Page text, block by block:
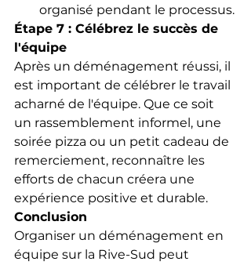
organisé pendant le processus.
Étape 7 : Célébrez le succès de
l'équipe
Après un déménagement réussi, il
est important de célébrer le travail
acharné de l'équipe. Que ce soit
un rassemblement informel, une
soirée pizza ou un petit cadeau de
remerciement, reconnaître les
efforts de chacun créera une
expérience positive et durable.
Conclusion
Organiser un déménagement en
équipe sur la Rive-Sud peut